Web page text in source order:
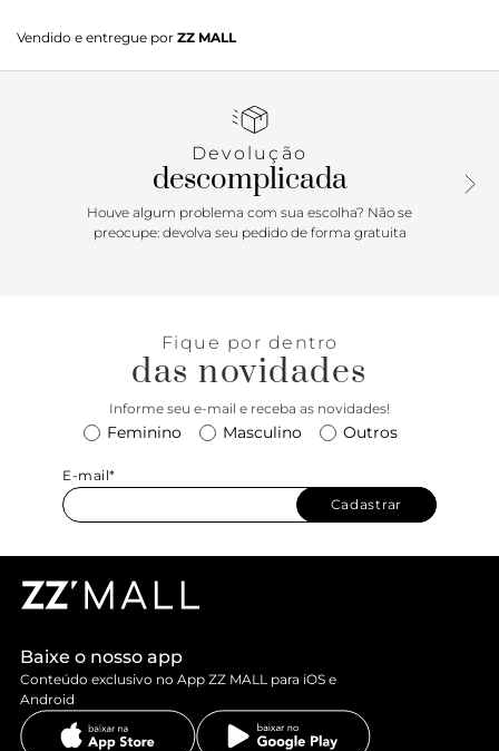
branca. O modelo de material similar ao couro soft tem
acabamento liso e metalizado, com detalhe de pregas na
forro interno em tom rosê, bolsinho aberto e aplicação de
numa bolsa”. Apresenta fecho superior por botão de ímã,
com detalhe em lapela, com aplicação de pendente
metálico - redondo e vazado - em pedrarias imponentes.
Porque Apostar: A bag para criar os melhores looks de festa
Vendido e entregue por ZZ MALL
Devolução
descomplicada
Houve algum problema com sua escolha? Não se
preocupe: devolva seu pedido de forma gratuita
Fique por dentro
das novidades
Informe seu e-mail e receba as novidades!
Feminino Masculino Outros
E-mail*
Cadastrar
Baixe o nosso app
Conteúdo exclusivo no App ZZ MALL para iOS e
Android